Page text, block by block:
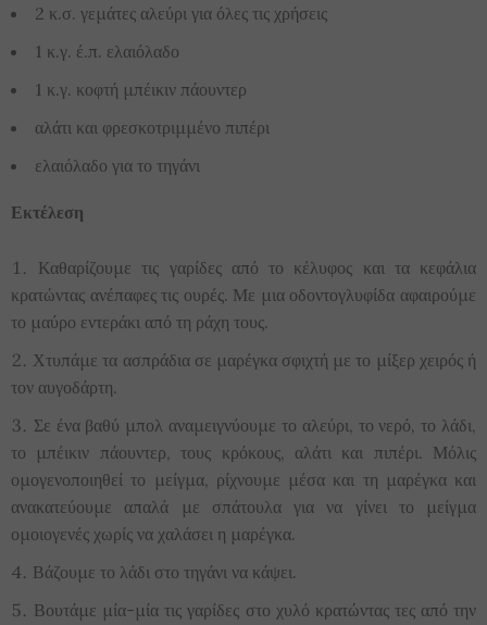
2 κ.σ. γεμάτες αλεύρι για όλες τις χρήσεις
1 κ.γ. έ.π. ελαιόλαδο
1 κ.γ. κοφτή μπέικιν πάουντερ
αλάτι και φρεσκοτριμμένο πιπέρι
ελαιόλαδο για το τηγάνι
Εκτέλεση
Καθαρίζουμε τις γαρίδες από το κέλυφος και τα κεφάλια
κρατώντας ανέπαφες τις ουρές. Με μια οδοντογλυφίδα αφαιρούμε
το μαύρο εντεράκι από τη ράχη τους.
Χτυπάμε τα ασπράδια σε μαρέγκα σφιχτή με το μίξερ χειρός ή
τον αυγοδάρτη.
Σε ένα βαθύ μπολ αναμειγνύουμε το αλεύρι, το νερό, το λάδι,
το μπέικιν πάουντερ, τους κρόκους, αλάτι και πιπέρι. Μόλις
ομογενοποιηθεί το μείγμα, ρίχνουμε μέσα και τη μαρέγκα και
ανακατεύουμε απαλά με σπάτουλα για να γίνει το μείγμα
ομοιογενές χωρίς να χαλάσει η μαρέγκα.
Βάζουμε το λάδι στο τηγάνι να κάψει.
Βουτάμε μία-μία τις γαρίδες στο χυλό κρατώντας τες από την